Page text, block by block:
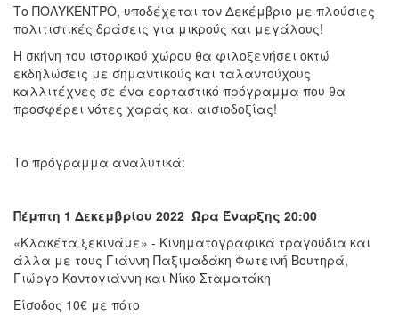
Το ΠΟΛΥΚΕΝΤΡΟ, υποδέχεται τον Δεκέμβριο με πλούσιες
πολιτιστικές δράσεις για μικρούς και μεγάλους!
Η σκήνη του ιστορικού χώρου θα φιλοξενήσει οκτώ
εκδηλώσεις με σημαντικούς και ταλαντούχους
καλλιτέχνες σε ένα εορταστικό πρόγραμμα που θα
προσφέρει νότες χαράς και αισιοδοξίας!
Το πρόγραμμα αναλυτικά:
Πέμπτη 1 Δεκεμβρίου 2022 Ώρα Έναρξης 20:00
«Κλακέτα ξεκινάμε» - Κινηματογραφικά τραγούδια και
άλλα με τους Γιάννη Παξιμαδάκη Φωτεινή Βουτηρά,
Γιώργο Κοντογιάννη και Νίκο Σταματάκη
Είσοδος 10€ με πότο